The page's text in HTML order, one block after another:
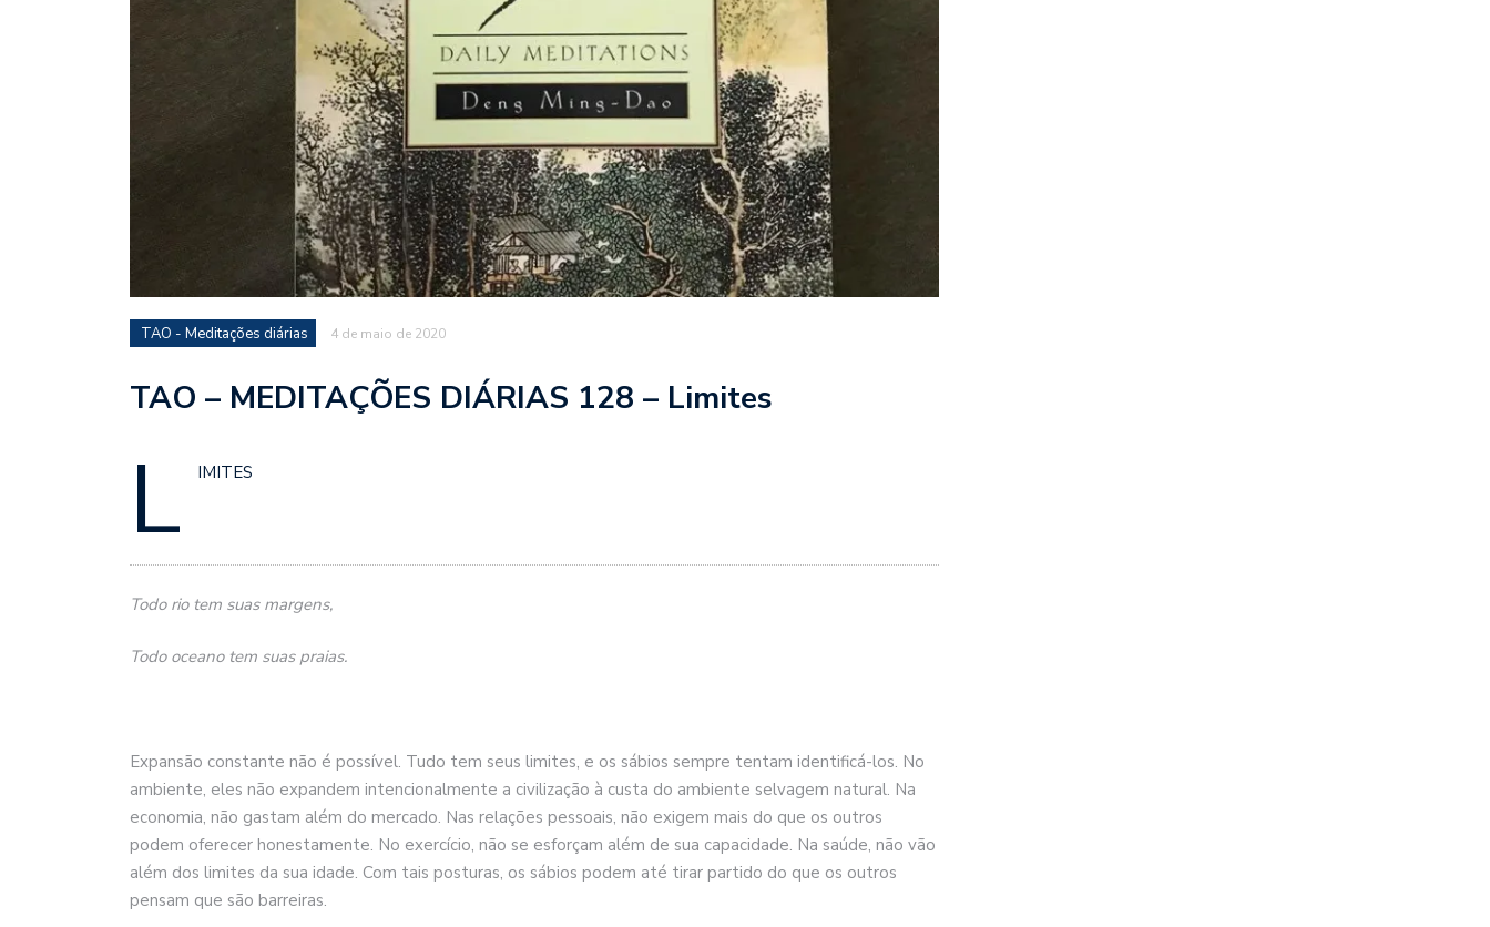
TAO - Meditações diárias 4 de maio de 2020
TAO – MEDITAÇÕES DIÁRIAS 128 – Limites
L IMITES
Todo rio tem suas margens,
Todo oceano tem suas praias.
Expansão constante não é possível. Tudo tem seus limites, e os sábios sempre tentam identificá-los. No
ambiente, eles não expandem intencionalmente a civilização à custa do ambiente selvagem natural. Na
economia, não gastam além do mercado. Nas relações pessoais, não exigem mais do que os outros
podem oferecer honestamente. No exercício, não se esforçam além de sua capacidade. Na saúde, não vão
além dos limites da sua idade. Com tais posturas, os sábios podem até tirar partido do que os outros
pensam que são barreiras.